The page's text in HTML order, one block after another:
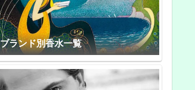
ブランド別香水一覧